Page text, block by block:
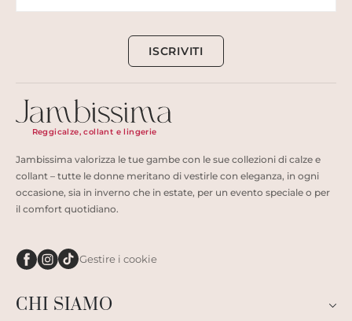
ISCRIVITI
Reggicalze, collant e lingerie
Jambissima valorizza le tue gambe con le sue collezioni di calze e
collant – tutte le donne meritano di vestirle con eleganza, in ogni
occasione, sia in inverno che in estate, per un evento speciale o per
il comfort quotidiano.
Gestire i cookie
CHI SIAMO